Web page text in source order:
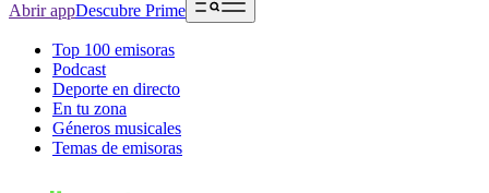
Abrir appDescubre Prime
Top 100 emisoras
Podcast
Deporte en directo
En tu zona
Géneros musicales
Temas de emisoras